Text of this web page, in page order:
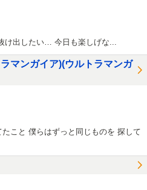
け出したい… 今日も楽しげな...
マンガイア)(ウルトラマンガ
こと 僕らはずっと同じものを 探して